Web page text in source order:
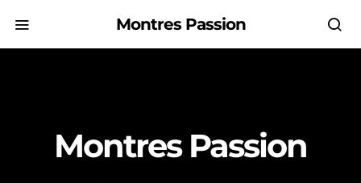
Montres Passion
Montres Passion